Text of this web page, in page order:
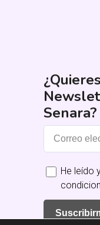
Senara?
He leído